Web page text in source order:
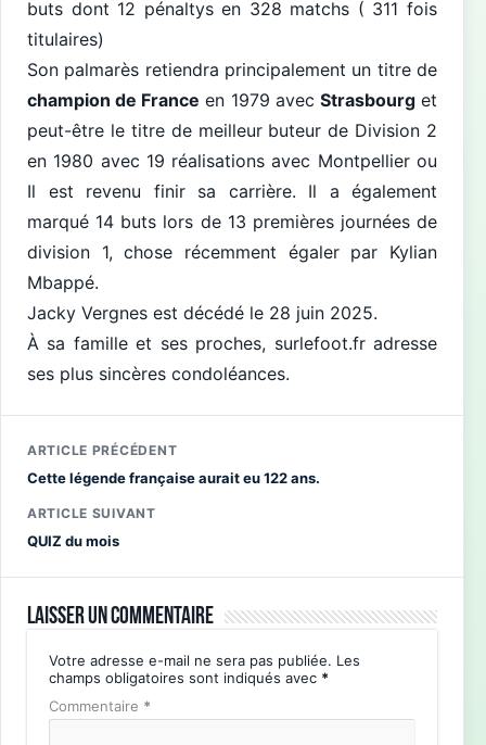
buts dont 12 pénaltys en 328 matchs ( 311 fois
titulaires)
Son palmarès retiendra principalement un titre de
champion de France en 1979 avec Strasbourget
peut-être le titre de meilleur buteur de Division 2
en 1980 avec 19 réalisations avec Montpellier ou
Il est revenu finir sa carrière. Il a également
marqué 14 buts lors de 13 premières journées de
division 1, chose récemment égaler par Kylian
Mbappé.
Jacky Vergnes est décédé le 28 juin 2025.
À sa famille et ses proches, surlefoot.fr adresse
ses plus sincères condoléances.
ARTICLE PRÉCÉDENT
Cette légende française aurait eu 122 ans.
ARTICLE SUIVANT
QUIZ du mois
Laisser un commentaire
Votre adresse e-mail ne sera pas publiée. Les
champs obligatoires sont indiqués avec *
Commentaire *